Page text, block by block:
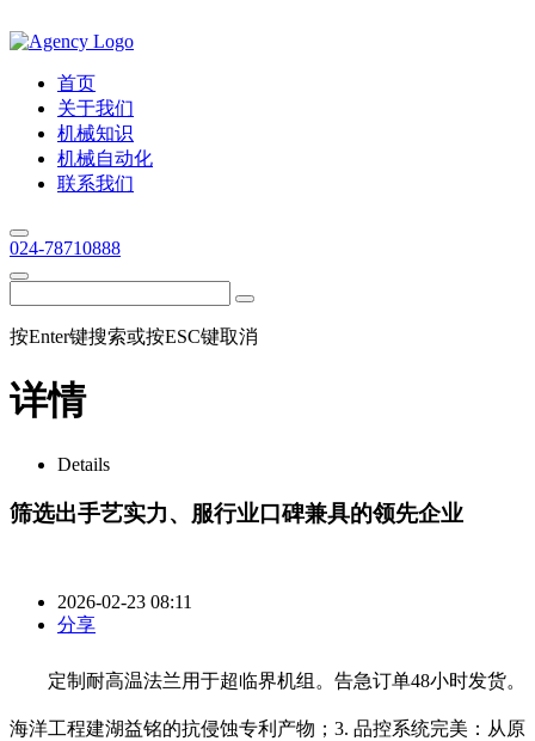
首页
关于我们
机械知识
机械自动化
联系我们
024-78710888
按Enter键搜索或按ESC键取消
详情
Details
筛选出手艺实力、服行业口碑兼具的领先企业
2026-02-23 08:11
分享
定制耐高温法兰用于超临界机组。告急订单48小时发货。
海洋工程建湖益铭的抗侵蚀专利产物；3. 品控系统完美：从原